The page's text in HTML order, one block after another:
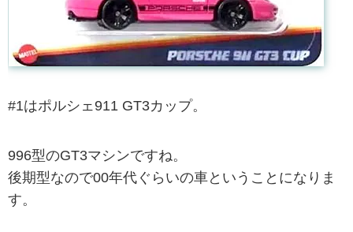
#1はポルシェ911 GT3カップ。
996型のGT3マシンですね。
後期型なので00年代ぐらいの車ということになりま
す。